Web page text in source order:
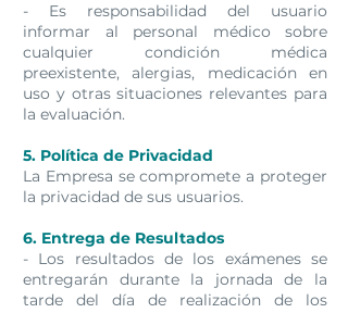
- Es responsabilidad del usuario
informar al personal médico sobre
cualquier condición médica
preexistente, alergias, medicación en
uso y otras situaciones relevantes para
la evaluación.
5. Política de Privacidad
La Empresa se compromete a proteger
la privacidad de sus usuarios.
6. Entrega de Resultados
- Los resultados de los exámenes se
entregarán durante la jornada de la
tarde del día de realización de los